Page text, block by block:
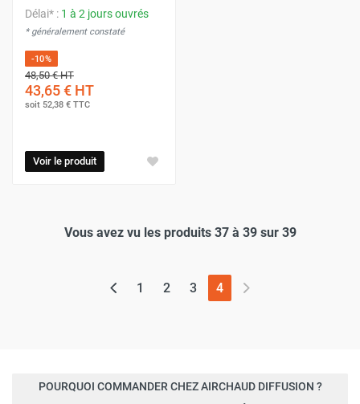
Délai* : 1 à 2 jours ouvrés
* généralement constaté
-10%
48,50 €HT
43,65 € HT
soit 52,38 € TTC
Voir le produit
Vous avez vu les produits 37 à 39 sur 39
1 2 3 4(page actuelle)
POURQUOI COMMANDER CHEZ AIRCHAUD DIFFUSION ?